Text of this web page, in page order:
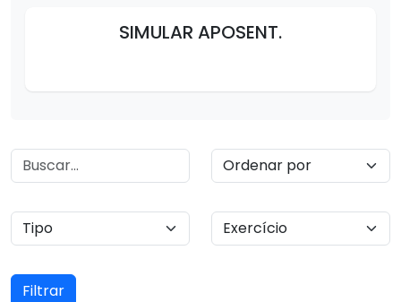
SIMULAR APOSENT.
Filtrar